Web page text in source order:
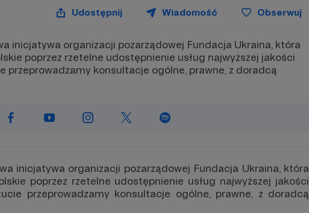
Udostępnij Wiadomość Obserwuj
inicjatywa organizacji pozarządowej Fundacja Ukraina, która
poprzez rzetelne udostępnienie usług najwyższej jakości
przeprowadzamy konsultacje ogólne, prawne, z doradcą
inicjatywa organizacji pozarządowej Fundacja Ukraina, która
poprzez rzetelne udostępnienie usług najwyższej jakości
przeprowadzamy konsultacje ogólne, prawne, z doradcą